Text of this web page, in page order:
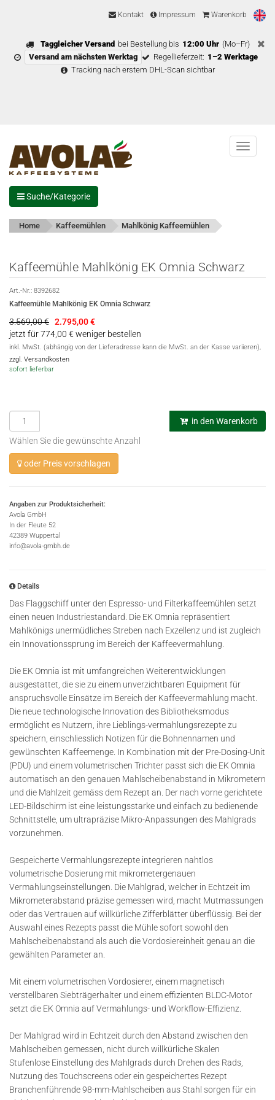
Kontakt Impressum Warenkorb
Taggleicher Versand bei Bestellung bis 12:00 Uhr (Mo–Fr)
Versand am nächsten Werktag
Regellieferzeit: 1–2 Werktage
Tracking nach erstem DHL-Scan sichtbar
Menu
Suche/Kategorie
Home Kaffeemühlen Mahlkönig Kaffeemühlen
Kaffeemühle Mahlkönig EK Omnia Schwarz
Art.-Nr.: 8392682
Kaffeemühle Mahlkönig EK Omnia Schwarz
3.569,00 € 2.795,00€
jetzt für 774,00 € weniger bestellen
inkl. MwSt. (abhängig von der Lieferadresse kann die MwSt. an der Kasse variieren),
zzgl. Versandkosten
sofort lieferbar
in den Warenkorb
Wählen Sie die gewünschte Anzahl
oder Preis vorschlagen
Angaben zur Produktsicherheit:
Avola GmbH
In der Fleute 52
42389 Wuppertal
info@avola-gmbh.de
Details
Das Flaggschiff unter den Espresso- und Filterkaffeemühlen setzt
einen neuen Industriestandard. Die EK Omnia repräsentiert
Mahlkönigs unermüdliches Streben nach Exzellenz und ist zugleich
ein Innovationssprung im Bereich der Kaffeevermahlung.
Die EK Omnia ist mit umfangreichen Weiterentwicklungen
ausgestattet, die sie zu einem unverzichtbaren Equipment für
anspruchsvolle Einsätze im Bereich der Kaffeevermahlung macht.
Die neue technologische Innovation des Bibliotheksmodus
ermöglicht es Nutzern, ihre Lieblings-vermahlungsrezepte zu
speichern, einschliesslich Notizen für die Bohnennamen und
gewünschten Kaffeemenge. In Kombination mit der Pre-Dosing-Unit
(PDU) und einem volumetrischen Trichter passt sich die EK Omnia
automatisch an den genauen Mahlscheibenabstand in Mikrometern
und die Mahlzeit gemäss dem Rezept an. Der nach vorne gerichtete
LED-Bildschirm ist eine leistungsstarke und einfach zu bedienende
Schnittstelle, um ultrapräzise Mikro-Anpassungen des Mahlgrads
vorzunehmen.
Gespeicherte Vermahlungsrezepte integrieren nahtlos
volumetrische Dosierung mit mikrometergenauen
Vermahlungseinstellungen. Die Mahlgrad, welcher in Echtzeit im
Mikrometerabstand präzise gemessen wird, macht Mutmassungen
oder das Vertrauen auf willkürliche Zifferblätter überflüssig. Bei der
Auswahl eines Rezepts passt die Mühle sofort sowohl den
Mahlscheibenabstand als auch die Vordosiereinheit genau an die
gewählten Parameter an.
Mit einem volumetrischen Vordosierer, einem magnetisch
verstellbaren Siebträgerhalter und einem effizienten BLDC-Motor
setzt die EK Omnia auf Vermahlungs- und Workflow-Effizienz.
Der Mahlgrad wird in Echtzeit durch den Abstand zwischen den
Mahlscheiben gemessen, nicht durch willkürliche Skalen
Stufenlose Einstellung des Mahlgrads durch Drehen des Rads,
Nutzung des Touchscreens oder ein gespeichertes Rezept
Branchenführende 98-mm-Mahlscheiben aus Stahl sorgen für ein